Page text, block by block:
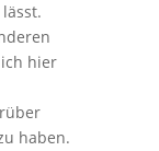
hier
haben.